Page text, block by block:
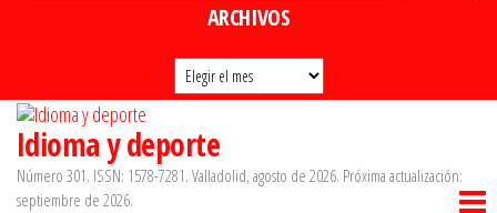
ARCHIVOS
Archivos
Idioma y deporte
Número 301. ISSN: 1578-7281. Valladolid, agosto de 2026. Próxima actualización:
septiembre de 2026.